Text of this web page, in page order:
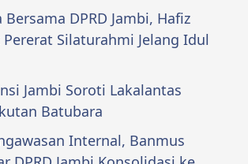
Bersama DPRD Jambi, Hafiz
Silaturahmi Jelang Idul
Jambi Soroti Lakalantas
Batubara
Internal, Banmus